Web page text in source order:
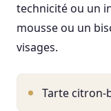
technicité ou un
mousse ou un
visages.
Tarte citron-